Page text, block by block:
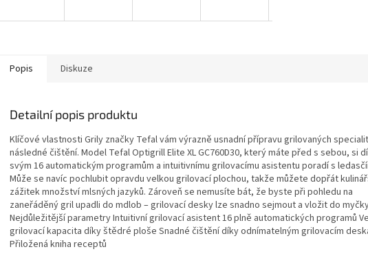
R
A
Popis Diskuze
Detailní popis produktu
Klíčové vlastnosti Grily značky Tefal vám výrazně usnadní přípravu grilovaných
následné čištění. Model Tefal Optigrill Elite XL GC760D30, který máte před s sebou, si
svým 16 automatickým programům a intuitivnímu grilovacímu asistentu poradí s
Může se navíc pochlubit opravdu velkou grilovací plochou, takže můžete dopřát
zážitek množství mlsných jazyků. Zároveň se nemusíte bát, že byste při pohledu na
zaneřáděný gril upadli do mdlob – grilovací desky lze snadno sejmout a vložit do
Nejdůležitější parametry Intuitivní grilovací asistent 16 plně automatických programů
grilovací kapacita díky štědré ploše Snadné čištění díky odnímatelným grilovacím
Přiložená kniha receptů